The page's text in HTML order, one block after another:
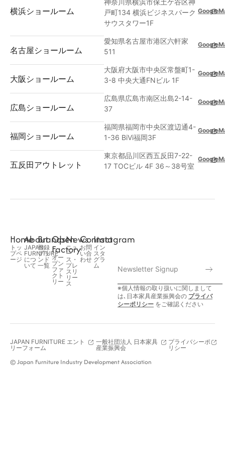
横浜ショールーム
戸町134 横浜ビジネスパーク
サウスタワー1F
名古屋ショールーム
愛知県名古屋市港区六軒家
511
大阪ショールーム
大阪府大阪市中央区常盤町1-
3-8 中央大通FNビル 1F
広島ショールーム
広島県広島市南区出島2-14-
37
福岡ショールーム
福岡県福岡市中央区渡辺通4-
1-36 BiVi福岡3F
五反田アウトレット
東京都品川区西五反田7-22-
17 TOCビル 4F 36～38号室
Home
トッ
プペ
ージ
About
JAPAN
FURNITURE
につ
いて
Brands
登録
ブラ
ンド
一覧
Open
Factory
オー
プン
ファ
クト
リー
News
ニュ
ー
ス・
プレ
スリ
リー
ス
Contact
お問
い合
わせ
Instagram
イン
スタ
グラ
ム
※個人情報の取り扱いに関しまして
は､日本家具産業振興会の プライバ
シーポリシー をご確認ください
© Japan Furniture Industry Development Association
JAPAN FURNITURE エント
リーフォーム
一般社団法人 日本家具
産業振興会
プライバシーポ
リシー